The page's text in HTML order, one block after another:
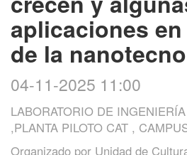
aplicaciones
de la
04-11-2025 11:00
LABORATORIO DE
,PLANTA PILOTO CAT ,
Organizado por Unidad de